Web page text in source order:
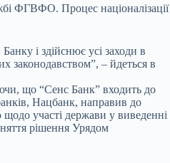
ФГВФО. Процес націоналізації
і здійснює усі заходи в
законодавством”, – йдеться в
що “Сенс Банк” входить до
Нацбанк, направив до
щодо участі держави у виведенні
рішення Урядом